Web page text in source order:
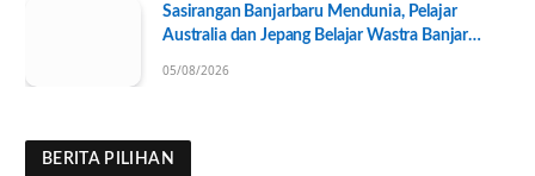
Sasirangan Banjarbaru Mendunia, Pelajar
Australia dan Jepang Belajar Wastra Banjar
05/08/2026
BERITA PILIHAN